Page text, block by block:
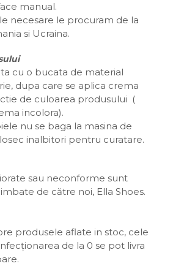
manual.
necesare le procuram de la
si Ucraina.
cu o bucata de material
dupa care se aplica crema
de culoarea produsului (
incolora).
nu se baga la masina de
inalbitori pentru curatare.
sau neconforme sunt
de către noi, Ella Shoes.
produsele aflate in stoc, cele
de la 0 se pot livra